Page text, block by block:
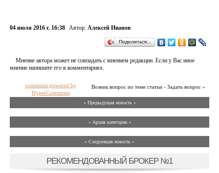
04 июля 2016 г. 16:38 Автор: Алексей Иванов
Поделиться…
Мнение автора может не совпадать с мнением редакции. Если у Вас иное
мнение напишите его в комментариях.
Возник вопрос по теме статьи - Задать вопрос »
comments powered by
HyperComments
« Предыдущая новость «
» Архив категории «
» Следующая новость »
РЕКОМЕНДОВАННЫЙ БРОКЕР №1